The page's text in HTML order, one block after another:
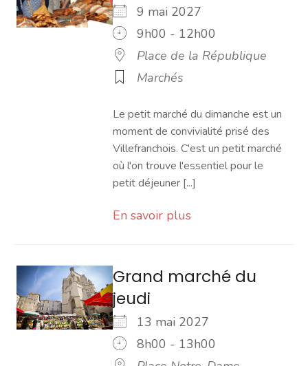
9 mai 2027
9h00 - 12h00
Place de la République
Marchés
Le petit marché du dimanche est un
moment de convivialité prisé des
Villefranchois. C'est un petit marché
où l'on trouve l'essentiel pour le
petit déjeuner [...]
En savoir plus
Grand marché du
jeudi
13 mai 2027
8h00 - 13h00